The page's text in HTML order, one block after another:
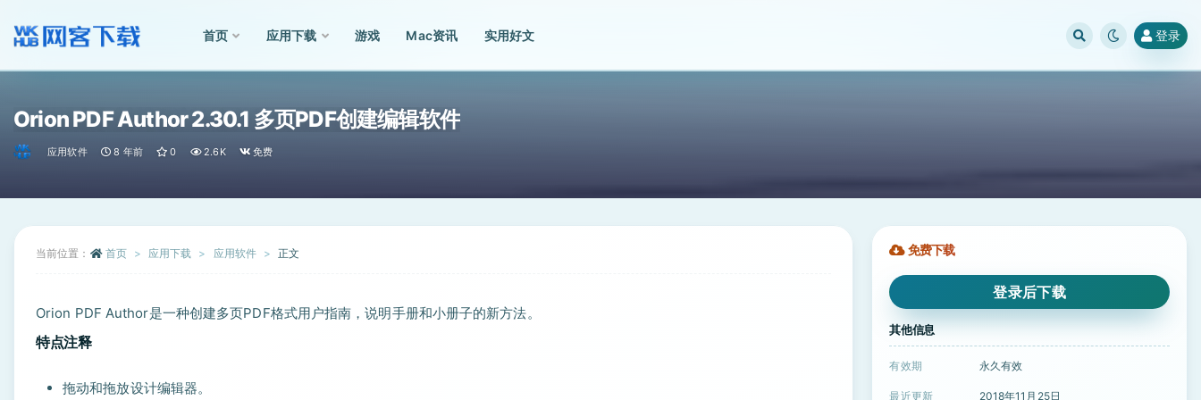
首页 应用下载 游戏 Mac资讯 实用好文 登录
Orion PDF Author 2.30.1 多页PDF创建编辑软件
应用软件 8 年前 0 2.6K 免费
当前位置： 首页 应用下载 应用软件 正文
Orion PDF Author是一种创建多页PDF格式用户指南，说明手册和小册子的新方法。
特点注释
拖动和拖放设计编辑器。
免费下载
登录后下载
其他信息
有效期 永久有效
最近更新 2018年11月25日